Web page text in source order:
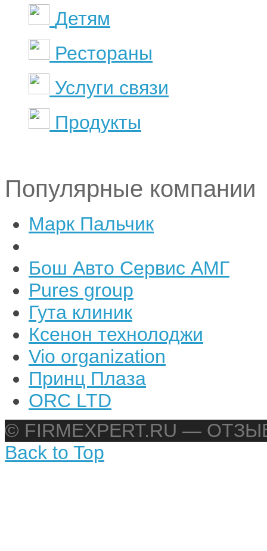
Детям
Рестораны
Услуги связи
Продукты
Популярные компании
Марк Пальчик
Бош Авто Сервис АМГ
Pures group
Гута клиник
Ксенон технолоджи
Vio organization
Принц Плаза
ORC LTD
© FIRMEXPERT.RU —
Back to Top